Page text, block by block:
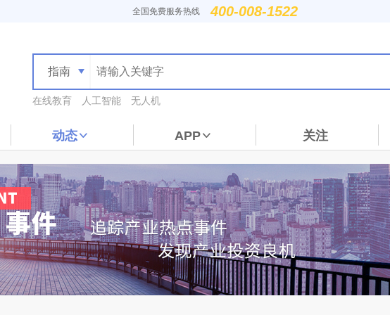
全国免费服务热线 400-008-1522
指南
在线教育 人工智能 无人机
动态 APP 关注